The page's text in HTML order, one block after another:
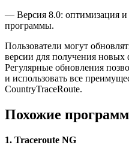
— Версия 8.0: оптимизация и
программы.
Пользователи могут
версии для получения
Регулярные обновления
и использовать все
CountryTraceRoute.
Похожие
1. Traceroute NG